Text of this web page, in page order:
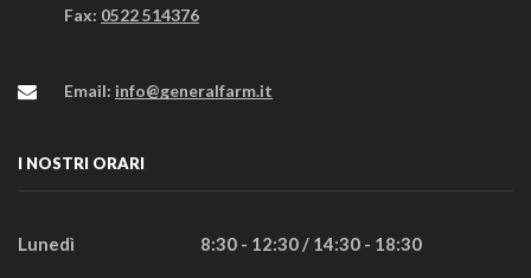
Fax: 0522 514376
Email: info@generalfarm.it
I NOSTRI ORARI
Lunedì 8:30 - 12:30 / 14:30 - 18:30